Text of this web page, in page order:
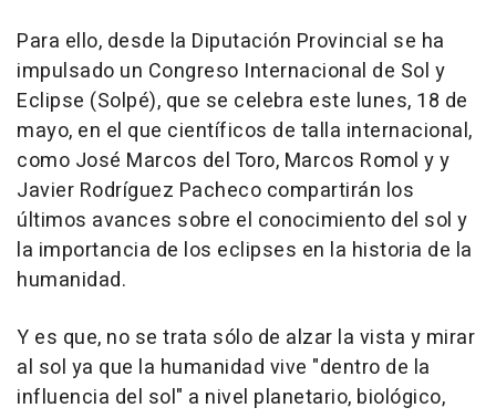
Para ello, desde la Diputación Provincial se ha
impulsado un Congreso Internacional de Sol y
Eclipse (Solpé), que se celebra este lunes, 18 de
mayo, en el que científicos de talla internacional,
como José Marcos del Toro, Marcos Romol y y
Javier Rodríguez Pacheco compartirán los
últimos avances sobre el conocimiento del sol y
la importancia de los eclipses en la historia de la
humanidad.
Y es que, no se trata sólo de alzar la vista y mirar
al sol ya que la humanidad vive "dentro de la
influencia del sol" a nivel planetario, biológico,